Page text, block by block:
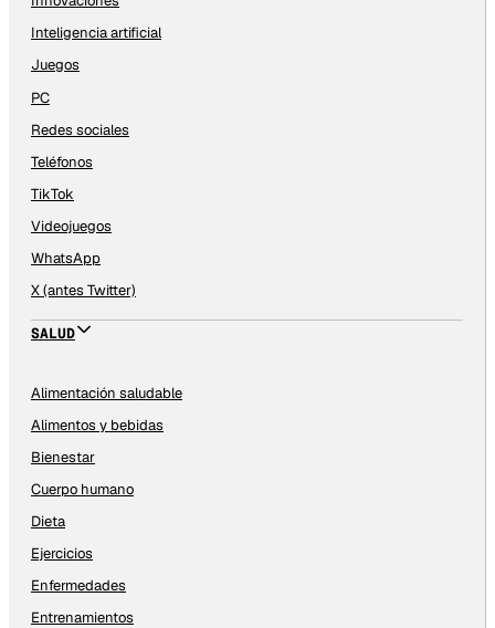
Inteligencia artificial
Juegos
PC
Redes sociales
Teléfonos
TikTok
Videojuegos
WhatsApp
X (antes Twitter)
SALUD
Alimentación saludable
Alimentos y bebidas
Bienestar
Cuerpo humano
Dieta
Ejercicios
Enfermedades
Entrenamientos